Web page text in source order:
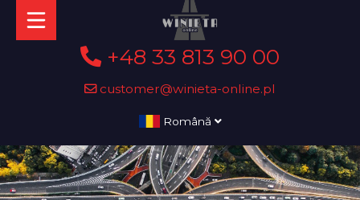
+48 33 813 90 00
customer@winieta-online.pl
Română